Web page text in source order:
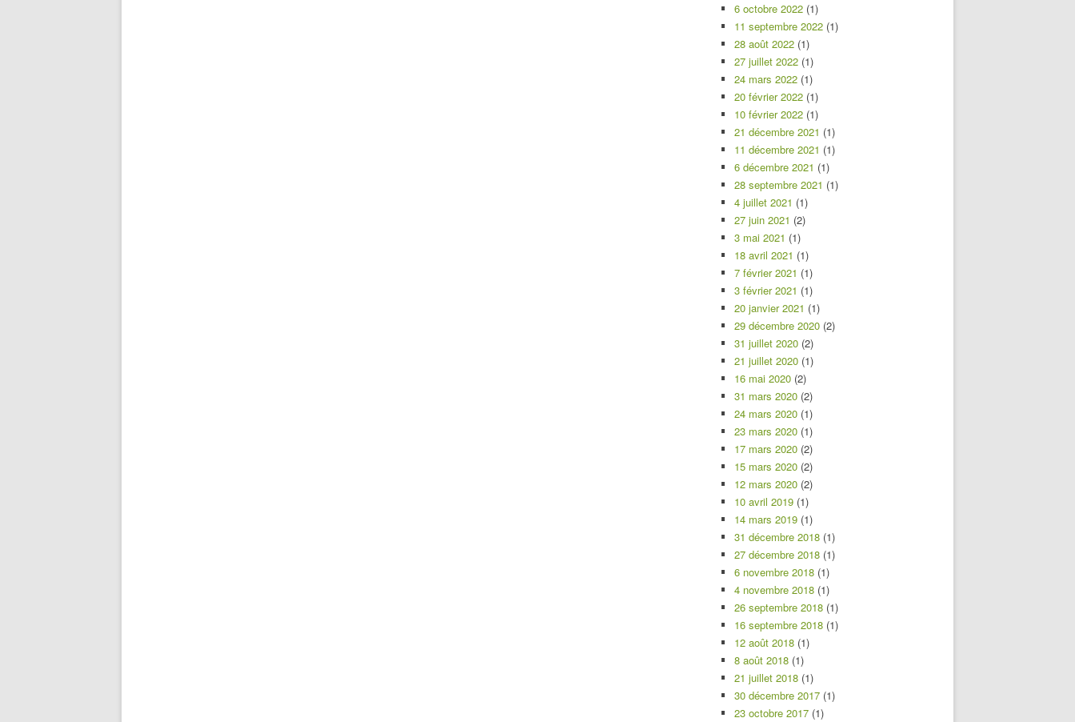
6 octobre 2022 (1)
11 septembre 2022 (1)
28 août 2022 (1)
27 juillet 2022 (1)
24 mars 2022 (1)
20 février 2022 (1)
10 février 2022 (1)
21 décembre 2021 (1)
11 décembre 2021 (1)
6 décembre 2021 (1)
28 septembre 2021 (1)
4 juillet 2021 (1)
27 juin 2021 (2)
3 mai 2021 (1)
18 avril 2021 (1)
7 février 2021 (1)
3 février 2021 (1)
20 janvier 2021 (1)
29 décembre 2020 (2)
31 juillet 2020 (2)
21 juillet 2020 (1)
16 mai 2020 (2)
31 mars 2020 (2)
24 mars 2020 (1)
23 mars 2020 (1)
17 mars 2020 (2)
15 mars 2020 (2)
12 mars 2020 (2)
10 avril 2019 (1)
14 mars 2019 (1)
31 décembre 2018 (1)
27 décembre 2018 (1)
6 novembre 2018 (1)
4 novembre 2018 (1)
26 septembre 2018 (1)
16 septembre 2018 (1)
12 août 2018 (1)
8 août 2018 (1)
21 juillet 2018 (1)
30 décembre 2017 (1)
23 octobre 2017 (1)